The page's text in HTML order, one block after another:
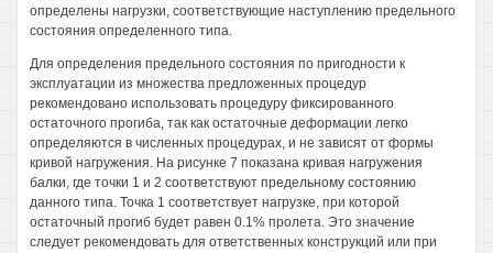
определены нагрузки, соответствующие наступлению предельного
состояния определенного типа.
Для определения предельного состояния по пригодности к
эксплуатации из множества предложенных процедур
рекомендовано использовать процедуру фиксированного
остаточного прогиба, так как остаточные деформации легко
определяются в численных процедурах, и не зависят от формы
кривой нагружения. На рисунке 7 показана кривая нагружения
балки, где точки 1 и 2 соответствуют предельному состоянию
данного типа. Точка 1 соответствует нагрузке, при которой
остаточный прогиб будет равен 0.1% пролета. Это значение
следует рекомендовать для ответственных конструкций или при